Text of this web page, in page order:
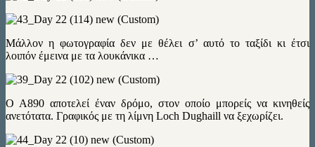
Μάλλον η φωτογραφία δεν με θέλει σ’ αυτό το ταξίδι κι έτσι
λοιπόν έμεινα με τα λουκάνικα …
Ο Α890 αποτελεί έναν δρόμο, στον οποίο μπορείς να κινηθείς
ανετότατα. Γραφικός με τη λίμνη Loch Dughaill να ξεχωρίζει.